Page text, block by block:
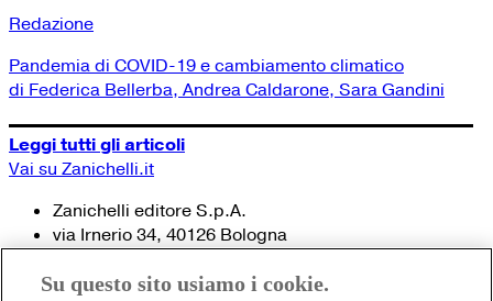
Redazione
Pandemia di COVID-19 e cambiamento climatico
di Federica Bellerba, Andrea Caldarone, Sara Gandini
Leggi tutti gli articoli
Vai su Zanichelli.it
Zanichelli editore S.p.A.
via Irnerio 34, 40126 Bologna
Tel. 051- 293.111 / 245.024
Su questo sito usiamo i cookie.